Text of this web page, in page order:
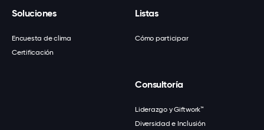
Soluciones
Encuesta de clima
Certificación
Listas
Cómo participar
Consultoría
Liderazgo y Giftwork™
Diversidad e Inclusión